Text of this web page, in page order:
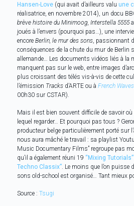
Hansen-Love (qui avait d’ailleurs valu une
réalisatrice, en novembre 2014), un docu
brève histoire du Minimoog, Interstella 5555
joués à l’envers (pourquoi pas…), une
encore Berlin, le mur des sons, passionnant
conséquences de la chute du mur de Berlin
allemande… Les documents vidéos liés à la
manquent pas sur le web, entre images
plus croissant des télés vis-à-vis de cette
l’émission Tracks d’ARTE ou à French Waves
00h30 sur CSTAR).
Mais il est bien souvent difficile de savoir
lequel regarder… Et pourquoi pas tous ?
producteur belge particulièrement porté sur
nous aura mâché le travail : sa playlist
Music Documentary Films” regroupe pas
qu’il a également réuni 19 “Mixing Tutorials”
Techno Classix”. Le moins que l’on puisse
sons old-school est organisé… Tant mieux
Source : Tsugi